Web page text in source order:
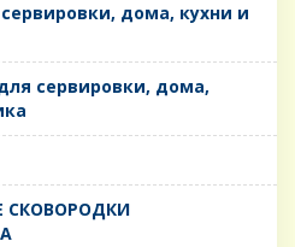
сервировки, дома, кухни и
для сервировки, дома,
СКОВОРОДКИ